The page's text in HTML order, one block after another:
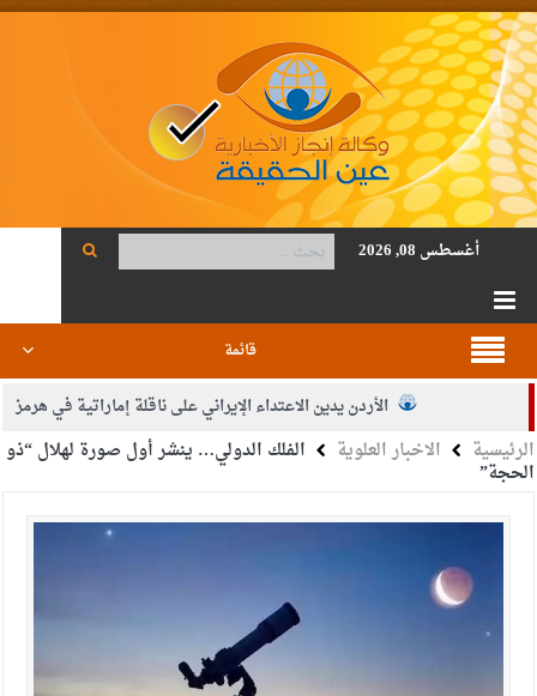
أغسطس 08, 2026
قائمة
الأردن يدين الاعتداء الإيراني على ناقلة إماراتية في هرمز
الصحة: 1257 شهيدا بغزة منذ وقف النار
حزب التغيير يطلق فعاليات اعمال المدرسة الحزبية..صور
الرئيسية الاخبار العلوية الفلك الدولي… ينشر أول صورة لهلال “ذو
الحجة”